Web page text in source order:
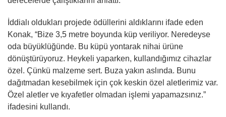
İddialı oldukları projede ödüllerini aldıklarını ifade eden
Konak, “Bize 3,5 metre boyunda küp veriliyor. Neredeyse
oda büyüklüğünde. Bu küpü yontarak nihai ürüne
dönüştürüyoruz. Heykeli yaparken, kullandığımız cihazlar
özel. Çünkü malzeme sert. Buza yakın aslında. Bunu
dağıtmadan kesebilmek için çok keskin özel aletlerimiz var.
Özel aletler ve kıyafetler olmadan işlemi yapamazsınız.”
ifadesini kullandı.